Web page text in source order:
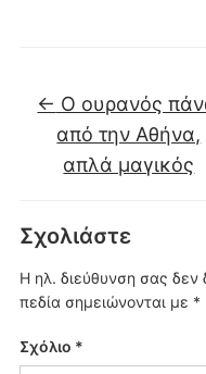
← Ο ουρανός
από την Αθήνα,
απλά μαγικός
Σχολιάστε
Η ηλ. διεύθυνση σας δεν
πεδία σημειώνονται με *
Σχόλιο *